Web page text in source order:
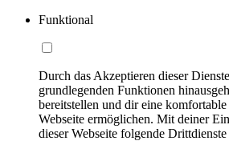
Funktional
Durch das Akzeptieren dieser
grundlegenden Funktionen
bereitstellen und dir eine
Webseite ermöglichen. Mit deiner
dieser Webseite folgende Drittdienste